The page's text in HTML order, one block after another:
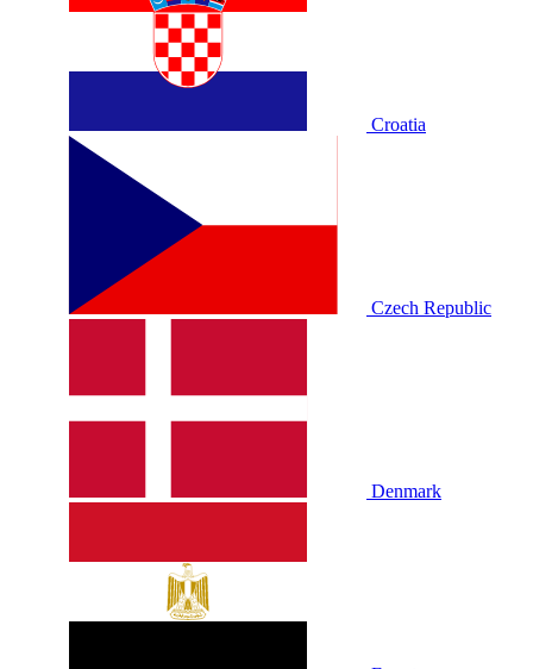
Croatia
Czech Republic
Denmark